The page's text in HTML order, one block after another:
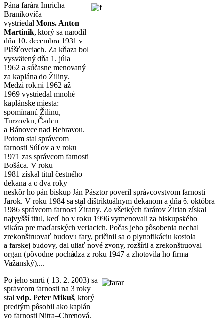
Pána farára Imricha
Branikoviča
vystriedal Mons. Anton
Martinik, ktorý sa narodil
dňa 10. decembra 1931 v
Plášťovciach. Za kňaza bol
vysvätený dňa 1. júla
1962 a súčasne menovaný
za kaplána do Žiliny.
Medzi rokmi 1962 až
1969 vystriedal mnohé
kaplánske miesta:
spomínanú Žilinu,
Turzovku, Čadcu
a Bánovce nad Bebravou.
Potom stal správcom
farnosti Súľov a v roku
1971 zas správcom farnosti
Bošáca. V roku
1981 získal titul čestného
dekana a o dva roky
neskôr ho pán biskup Ján Pásztor poveril správcovstvom farnosti
Jarok. V roku 1984 sa stal dištriktuálnym dekanom a dňa 6. októbra
1986 správcom farnosti Žirany. Zo všetkých farárov Žirian získal
najvyšší titul, keď ho v roku 1996 vymenovali za biskupského
vikára pre maďarských veriacich. Počas jeho pôsobenia nechal
zrekonštruovať budovu fary, pričinil sa o plynofikáciu kostola
a farskej budovy, dal uliať nové zvony, rozšíril a zrekonštruoval
organ (pôvodne pochádza z roku 1947 a zhotovila ho firma
Važanský),...
Po jeho smrti ( 13. 2. 2003) sa
správcom farnosti na 3 roky
stal vdp. Peter Mikuš, ktorý
predtým pôsobil ako kaplán
vo farnosti Nitra–Chrenová.